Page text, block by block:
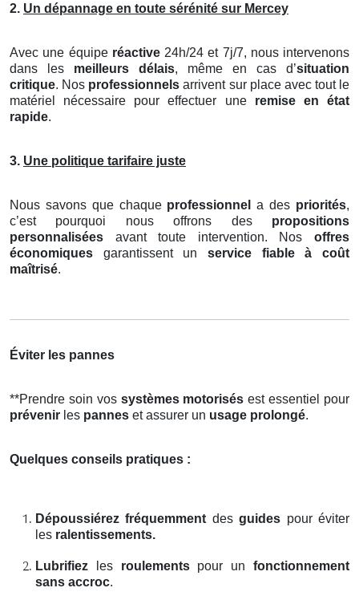
2. Un dépannage en toute sérénité sur Mercey
Avec une équipe réactive24h/24 et 7j/7, nous intervenons
dans les meilleurs délais, même en cas d’situation
critique. Nos professionnels arrivent sur place avec tout le
matériel nécessaire pour effectuer une remise en état
rapide.
3. Une politique tarifaire juste
Nous savons que chaque professionnel a des priorités,
c’est pourquoi nous offrons des propositions
personnalisées avant toute intervention. Nos offres
économiques garantissent un service fiable à coût
maîtrisé.
Éviter les pannes
**Prendre soin vos systèmes motorisés est essentiel pour
prévenir les pannes et assurer un usage prolongé.
Quelques conseils pratiques :
Dépoussiérez fréquemment desguides pour éviter
les ralentissements.
Lubrifiez les roulementspour unfonctionnement
sans accroc.